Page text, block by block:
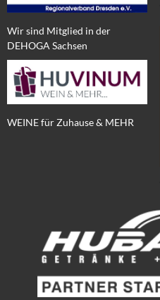
Wir sind Mitglied in der
DEHOGA Sachsen
WEINE für Zuhause & MEHR